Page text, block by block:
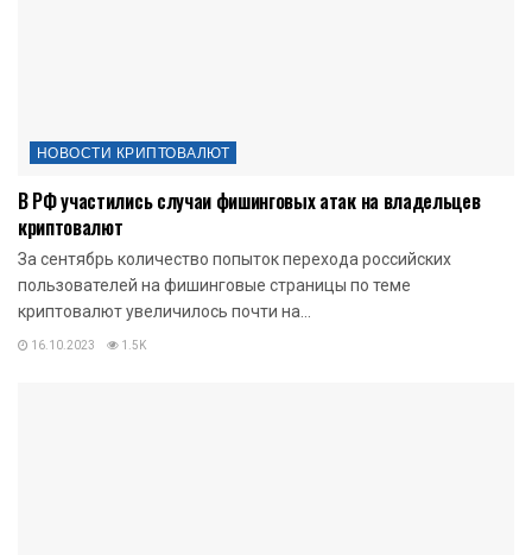
НОВОСТИ КРИПТОВАЛЮТ
В РФ участились случаи фишинговых атак на владельцев
криптовалют
За сентябрь количество попыток перехода российских
пользователей на фишинговые страницы по теме
криптовалют увеличилось почти на...
16.10.2023 1.5K